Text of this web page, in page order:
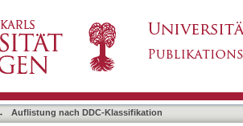
Auflistung nach DDC-Klassifikation